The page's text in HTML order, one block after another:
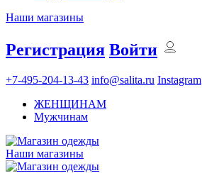
Наши магазины
Регистрация Войти
+7-495-204-13-43 info@salita.ru Instagram
ЖЕНЩИНАМ
Мужчинам
Наши магазины